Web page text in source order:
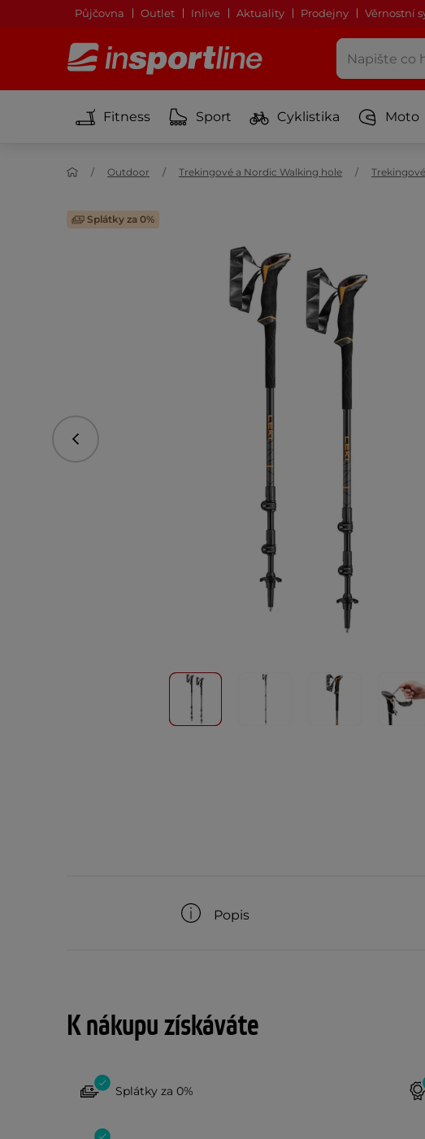
Půjčovna Outlet Inlive Aktuality Prodejny Věrnostní
Fitness Sport Cyklistika Moto
Outdoor Trekingové a Nordic Walking hole
Splátky za 0%
Předchozí
Popis
K nákupu získáváte
Splátky za 0%